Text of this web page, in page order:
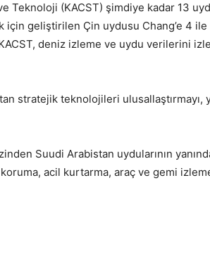
Teknoloji (KACST) şimdiye kadar 13
geliştirilen Çin uydusu Chang’e 4 ile
deniz izleme ve uydu verilerini
stratejik teknolojileri
Suudi Arabistan uydularının
koruma, acil kurtarma, araç ve gemi